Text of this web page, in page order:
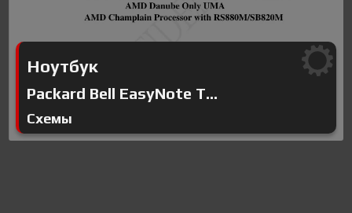
Ноутбук
Packard Bell EasyNote T...
Схемы